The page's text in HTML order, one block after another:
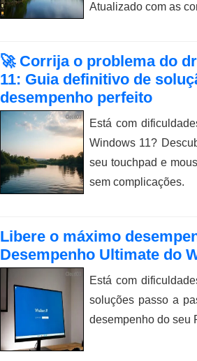
Atualizado com as
🚀 Corrija o problema do
11: Guia definitivo de
desempenho perfeito
Está com
Windows 11?
seu touchpad e
sem complicações.
Libere o máximo
Desempenho Ultimate do
Está com
soluções passo a
desempenho do seu